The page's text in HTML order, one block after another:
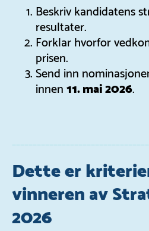
Beskriv kandidatens
resultater.
Forklar hvorfor
prisen.
Send inn
innen11. mai 2026.
Dette er
vinneren av
2026